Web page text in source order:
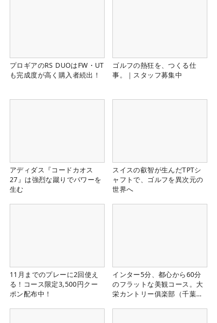
プロギアのRS DUOはFW・UT
も完成度が高く購入者続出！
ゴルフの熱狂を、つくる仕
事。｜スタッフ募集中
アディダス『コードカオス
27』は強烈な蹴りでパワーを
生む
スイスの叡智が生んだTPTシ
ャフトで、ゴルフを異次元の
世界へ
11月までのプレーに2回使え
る！コース限定3,500円クー
ポン配布中！
インター5分、都心から60分
のフラットな美観コース。大
栄カントリー俱楽部（千葉